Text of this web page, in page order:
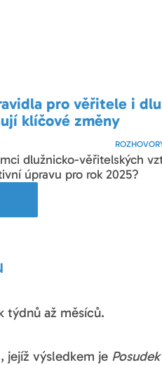
pro věřitele i
klíčové změny
dlužnicko-věřitelských
úpravu pro rok 2025?
týdnů až měsíců.
, jejíž výsledkem je